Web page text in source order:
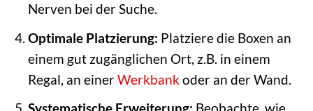
Nerven bei der Suche.
Optimale Platzierung: Platziere die Boxen an
einem gut zugänglichen Ort, z.B. in einem
Regal, an einerWerkbankoder an der Wand.